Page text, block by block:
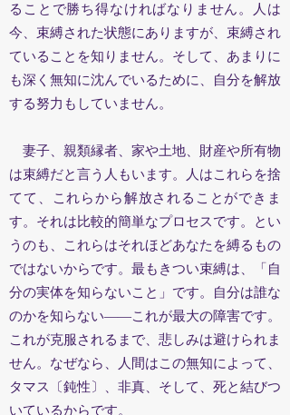
ることで勝ち得なければなりません。人は
今、束縛された状態にありますが、束縛され
ていることを知りません。そして、あまりに
も深く無知に沈んでいるために、自分を解放
する努力もしていません。
妻子、親類縁者、家や土地、財産や所有物
は束縛だと言う人もいます。人はこれらを捨
てて、これらから解放されることができま
す。それは比較的簡単なプロセスです。とい
うのも、これらはそれほどあなたを縛るもの
ではないからです。最もきつい束縛は、「自
分の実体を知らないこと」です。自分は誰な
のかを知らない――これが最大の障害です。
これが克服されるまで、悲しみは避けられま
せん。なぜなら、人間はこの無知によって、
タマス〔鈍性〕、非真、そして、死と結びつ
いているからです。